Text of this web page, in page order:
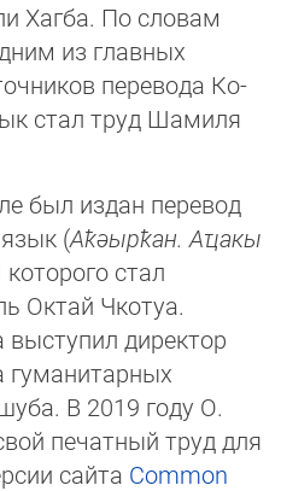
Хагба. По сло­вам
из главных
перевода Ко­
стал труд Шамиля
был издан перевод
(Аҟәырҟан. Аҵакы
стал
Октай Чкотуа.
директор
гуманитарных
В 2019 году О.
печатный труд для
сайта Common